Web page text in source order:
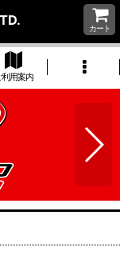
カート
利用案内